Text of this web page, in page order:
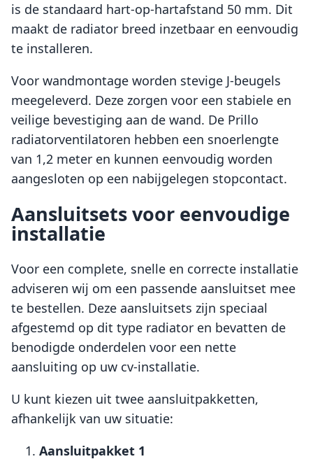
is de standaard hart-op-hartafstand 50 mm. Dit
maakt de radiator breed inzetbaar en eenvoudig
te installeren.
Voor wandmontage worden stevige J-beugels
meegeleverd. Deze zorgen voor een stabiele en
veilige bevestiging aan de wand. De Prillo
radiatorventilatoren hebben een snoerlengte
van 1,2 meter en kunnen eenvoudig worden
aangesloten op een nabijgelegen stopcontact.
Aansluitsets voor eenvoudige
installatie
Voor een complete, snelle en correcte installatie
adviseren wij om een passende aansluitset mee
te bestellen. Deze aansluitsets zijn speciaal
afgestemd op dit type radiator en bevatten de
benodigde onderdelen voor een nette
aansluiting op uw cv-installatie.
U kunt kiezen uit twee aansluitpakketten,
afhankelijk van uw situatie:
Aansluitpakket 1